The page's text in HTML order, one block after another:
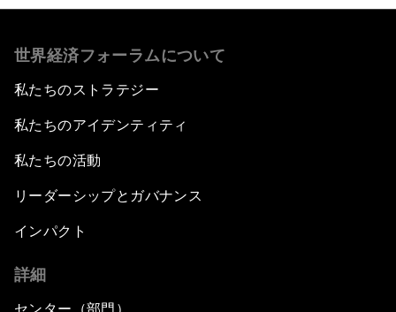
世界経済フォーラムについて
私たちのストラテジー
私たちのアイデンティティ
私たちの活動
リーダーシップとガバナンス
インパクト
詳細